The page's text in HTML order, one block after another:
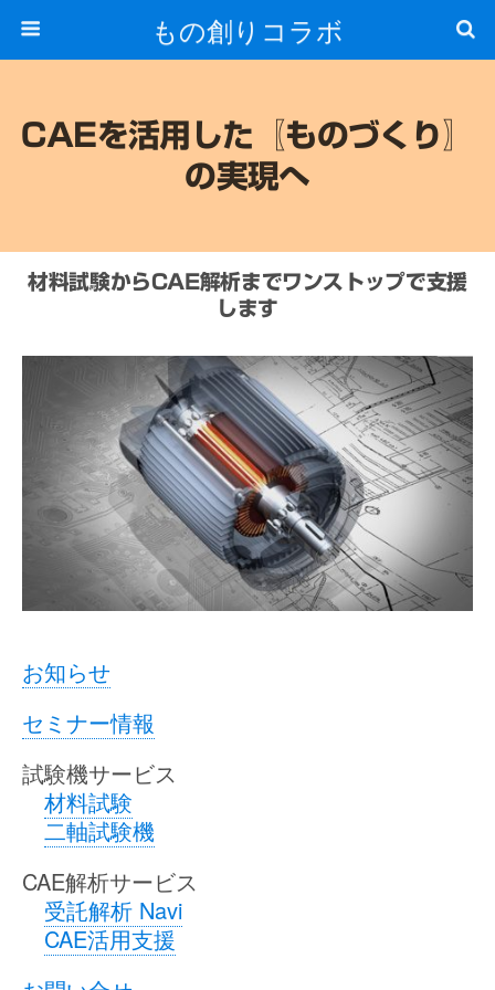
もの創りコラボ
CAEを活用した〖ものづくり〗
の実現へ
材料試験からCAE解析までワンストップで支援
します
お知らせ
セミナー情報
試験機サービス
材料試験
二軸試験機
CAE解析サービス
受託解析 Navi
CAE活用支援